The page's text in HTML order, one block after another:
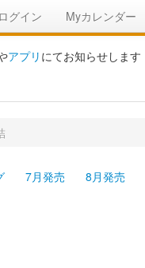
ログイン Myカレンダー
アプリ にてお知らせします
7月発売 8月発売